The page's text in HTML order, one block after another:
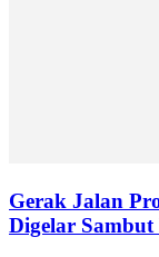
Gerak Jalan
Digelar